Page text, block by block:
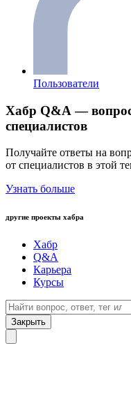
Пользователи
Хабр Q&A —
специалистов
Получайте ответы на
от специалистов в этой
Узнать больше
другие проекты хабра
Хабр
Q&A
Карьера
Курсы
Закрыть